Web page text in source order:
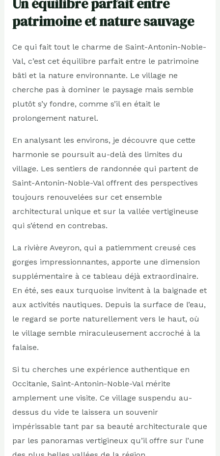
patrimoine et nature sauvage
Ce qui fait tout le charme de Saint-Antonin-Noble-
Val, c’est cet équilibre parfait entre le patrimoine
bâti et la nature environnante. Le village ne
cherche pas à dominer le paysage mais semble
plutôt s’y fondre, comme s’il en était le
prolongement naturel.
En analysant les environs, je découvre que cette
harmonie se poursuit au-delà des limites du
village. Les sentiers de randonnée qui partent de
Saint-Antonin-Noble-Val offrent des perspectives
toujours renouvelées sur cet ensemble
architectural unique et sur la vallée vertigineuse
qui s’étend en contrebas.
La rivière Aveyron, qui a patiemment creusé ces
gorges impressionnantes, apporte une dimension
supplémentaire à ce tableau déjà extraordinaire.
En été, ses eaux turquoise invitent à la baignade et
aux activités nautiques. Depuis la surface de l’eau,
le regard se porte naturellement vers le haut, où
le village semble miraculeusement accroché à la
falaise.
Si tu cherches une expérience authentique en
Occitanie, Saint-Antonin-Noble-Val mérite
amplement une visite. Ce village suspendu au-
dessus du vide te laissera un souvenir
impérissable tant par sa beauté architecturale que
par les panoramas vertigineux qu’il offre sur l’une